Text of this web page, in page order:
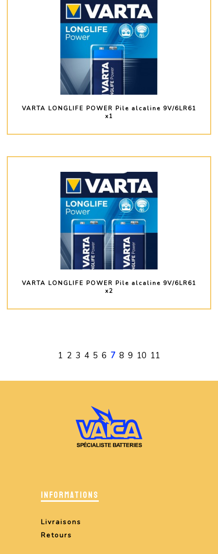
VARTA LONGLIFE POWER Pile alcaline 9V/6LR61
x1
VARTA LONGLIFE POWER Pile alcaline 9V/6LR61
x2
1 2 3 4 5 6 7 8 9 10 11
INFORMATIONS
Livraisons
Retours